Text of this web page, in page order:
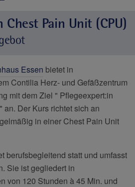
Pain Unit (CPU)
Essen bietet in
Contilia Herz- und Gefäßzentrum
mit dem Ziel " Pflegeexpert:in
Der Kurs richtet sich an
in einer Chest Pain Unit
berufsbegleitend statt und umfasst
Sie ist gegliedert in
von 120 Stunden à 45 Min. und